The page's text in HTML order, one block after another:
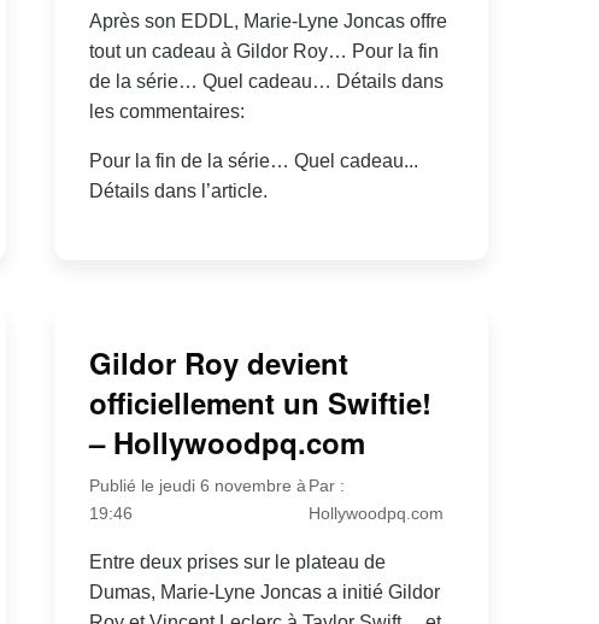
Après son EDDL, Marie-Lyne Joncas offre
tout un cadeau à Gildor Roy… Pour la fin
de la série… Quel cadeau… Détails dans
les commentaires:
Pour la fin de la série… Quel cadeau...
Détails dans l’article.
Gildor Roy devient
officiellement un Swiftie!
– Hollywoodpq.com
Publié le jeudi 6 novembre à
19:46
Par :
Hollywoodpq.com
Entre deux prises sur le plateau de
Dumas, Marie-Lyne Joncas a initié Gildor